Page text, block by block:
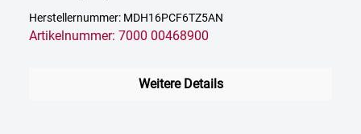
Herstellernummer: MDH16PCF6TZ5AN
Artikelnummer: 7000 00468900
Weitere Details